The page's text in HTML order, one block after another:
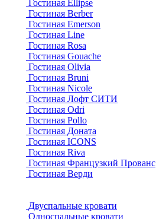
Гостиная Ellipse
Гостиная Berber
Гостиная Emerson
Гостиная Line
Гостиная Rosa
Гостиная Gouache
Гостиная Olivia
Гостиная Bruni
Гостиная Nicole
Гостиная Лофт СИТИ
Гостиная Odri
Гостиная Pollo
Гостиная Доната
Гостиная ICONS
Гостиная Riva
Гостиная Французкий Прованс
Гостиная Верди
Двуспальные кровати
Односпальные кровати